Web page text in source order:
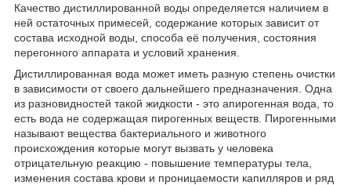
Качество дистиллированной воды определяется наличием в
ней остаточных примесей, содержание которых зависит от
состава исходной воды, способа её получения, состояния
перегонного аппарата и условий хранения.
Дистиллированная вода может иметь разную степень очистки
в зависимости от своего дальнейшего предназначения. Одна
из разновидностей такой жидкости - это апирогенная вода, то
есть вода не содержащая пирогенных веществ. Пирогенными
называют вещества бактериального и животного
происхождения которые могут вызвать у человека
отрицательную реакцию - повышение температуры тела,
изменения состава крови и проницаемости капилляров и ряд